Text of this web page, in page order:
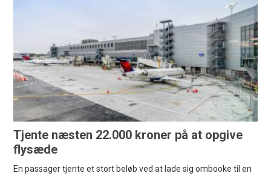
Tjente næsten 22.000 kroner på at opgive
flysæde
En passager tjente et stort beløb ved at lade sig ombooke til en